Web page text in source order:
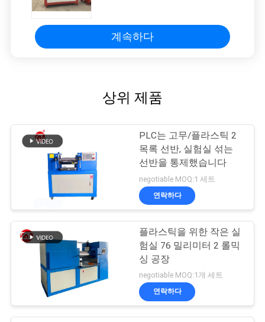
계속하다
상위 제품
PLC는 고무/플라스틱 2
목록 선반, 실험실 섞는
선반을 통제했습니다
negotiable MOQ:1 세트
연락하다
플라스틱을 위한 작은 실
험실 76 밀리미터 2 롤믹
싱 공장
negotiable MOQ:1개 세트
연락하다